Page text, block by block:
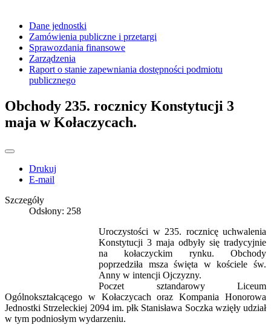
Dane jednostki
Zamówienia publiczne i przetargi
Sprawozdania finansowe
Zarządzenia
Raport o stanie zapewniania dostępności podmiotu
publicznego
Obchody 235. rocznicy Konstytucji 3
maja w Kołaczycach.
Drukuj
E-mail
Szczegóły
Odsłony: 258
Uroczystości w 235. rocznicę uchwalenia
Konstytucji 3 maja odbyły się tradycyjnie
na kołaczyckim rynku. Obchody
poprzedziła msza święta w kościele św.
Anny w intencji Ojczyzny.
Poczet sztandarowy Liceum
Ogólnokształcącego w Kołaczycach oraz Kompania Honorowa
Jednostki Strzeleckiej 2094 im. płk Stanisława Soczka wzięły udział
w tym podniosłym wydarzeniu.